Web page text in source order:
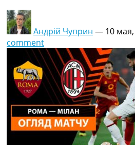
Андрій Чуприн — 10
comment